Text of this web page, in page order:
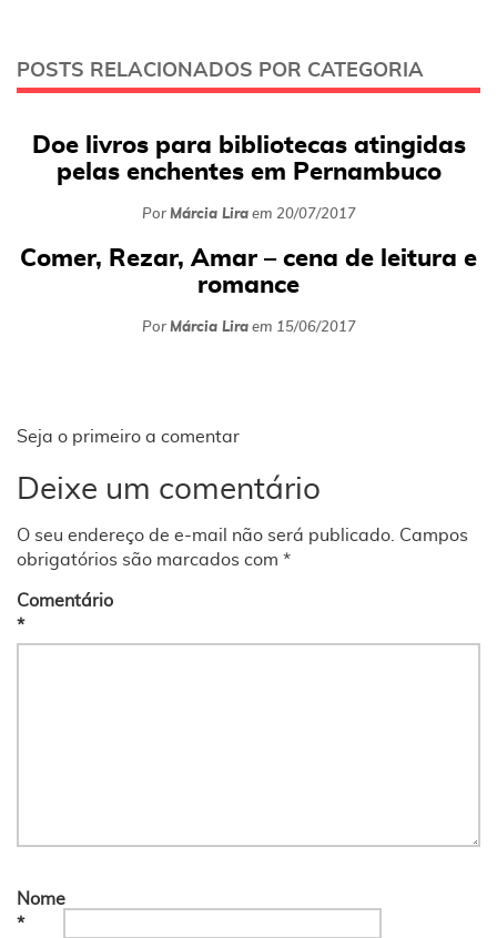
POSTS RELACIONADOS POR CATEGORIA
Doe livros para bibliotecas atingidas
pelas enchentes em Pernambuco
Por Márcia Liraem 20/07/2017
Comer, Rezar, Amar – cena de leitura e
romance
Por Márcia Liraem 15/06/2017
Seja o primeiro a comentar
Deixe um comentário
O seu endereço de e-mail não será publicado. Campos
obrigatórios são marcados com *
Comentário
*
Nome
*